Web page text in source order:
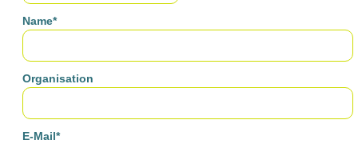
Name*
Organisation
E-Mail*